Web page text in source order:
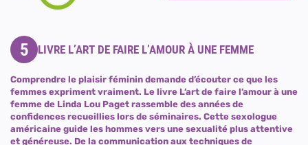
5 LIVRE L’ART DE FAIRE L’AMOUR À UNE FEMME
Comprendre le plaisir féminin demande d’écouter ce que les
femmes expriment vraiment. Le livre L’art de faire l’amour à une
femme de Linda Lou Paget rassemble des années de
confidences recueillies lors de séminaires. Cette sexologue
américaine guide les hommes vers une sexualité plus attentive
et généreuse. De la communication aux techniques de